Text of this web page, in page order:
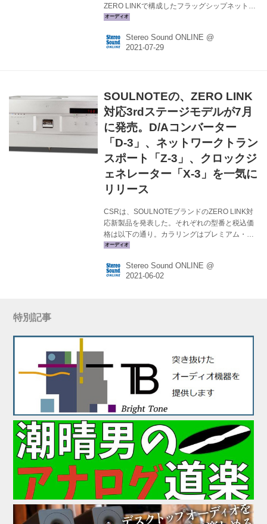
ZERO LINKで構成したフラッグシップネットワ
ークプレーヤーシステム「ZEUS」（ZERO
る。 同社では今年6月に、究極のリンクである
ZERO LINKを用いたD/Aコンバーター「D-3」、
ネットワークプレーヤーシステムは、これらの
機器を組み合わせることで最高のパフォーマン
スを発揮する。そこで同社...
Stereo Sound ONLINE @
SOULNOTEの、ZERO LINK
対応3rdステージモデルが7月
に発売。D/Aコンバーター
「D-3」、ネットワークトラン
スポート「Z-3」、クロックジ
ェネレーター「X-3」を一気に
リリース
CSRは、SOULNOTEブランドのZERO LINK対
応新製品を発表した。それぞれの型番と税込価
格は以下の通り。カラリングはプレミアム・シ
ルバーとプレミアム・ブラックをラインナップ
売される。 ●D/Aコンバーター：D-3
￥1,760,000 ●ネットワークトランスポート：Z-
3ver.2」、プリアンプ「P-3」を発売し...
Stereo Sound ONLINE @
特別記事